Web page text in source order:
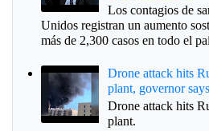
Los contagios de
Unidos registran un aumento
más de 2,300 casos en todo el
Drone attack hits
plant, governor says
Drone attack hits
plant.